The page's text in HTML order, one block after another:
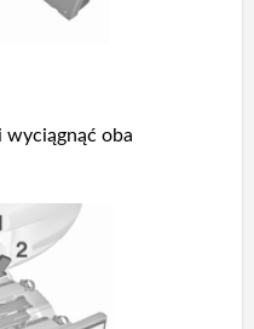
wyciągnąć oba